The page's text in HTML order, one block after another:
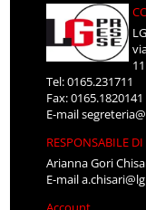
Tel: 0165.231711
Fax: 0165.1820141
E-mail
RESPONSABILE
Arianna Gori
E-mail